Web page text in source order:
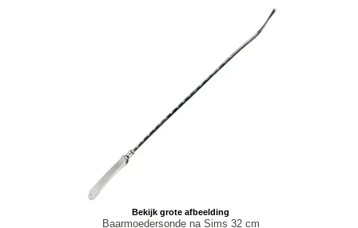
Bekijk grote afbeelding
Baarmoedersonde na Sims 32 cm